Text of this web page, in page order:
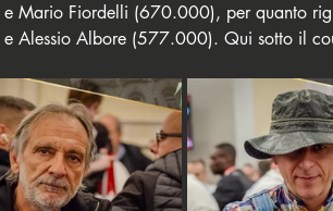
Mario Fiordelli (670.000), per quanto
Alessio Albore (577.000). Qui sotto il